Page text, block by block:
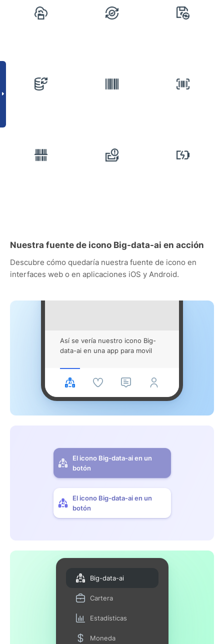
Nuestra fuente de icono Big-data-ai en acción
Descubre cómo quedaría nuestra fuente de icono en
interfaces web o en aplicaciones iOS y Android.
Así se vería nuestro icono Big-
data-ai en una app para movil
El icono Big-data-ai en un
botón
El icono Big-data-ai en un
botón
Big-data-ai
Cartera
Estadísticas
Moneda